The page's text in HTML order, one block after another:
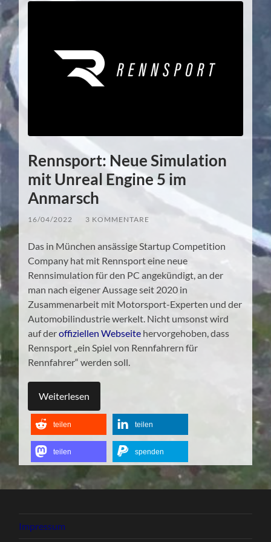
Rennsport: Neue Simulation
mit Unreal Engine 5 im
Anmarsch
16/04/2022 3 KOMMENTARE
Das in München ansässige Startup Competition
Company hat mit Rennsport eine neue
Rennsimulation für den PC angekündigt, an der
man nach eigener Aussage seit 2020 in
Zusammenarbeit mit Motorsport-Experten und der
Automobilindustrie werkelt. Nicht umsonst wird
auf deroffiziellen Webseite hervorgehoben, dass
Rennsport „ein Spiel von Rennfahrern für
Rennfahrer“ werden soll.
Weiterlesen
teilen teilen
teilen spenden
Impressum